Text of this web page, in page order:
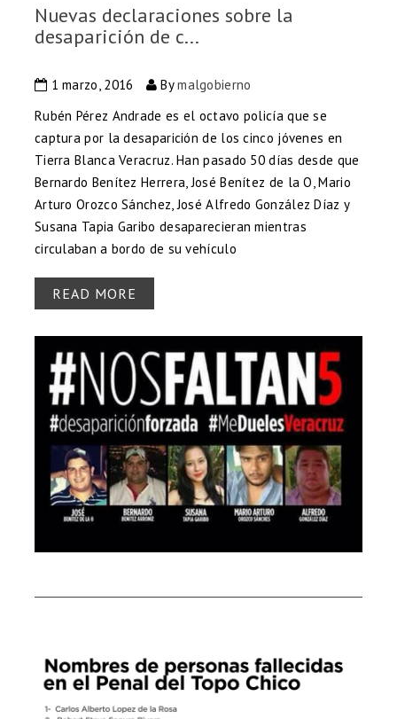
Nuevas declaraciones sobre la
desaparición de c...
1 marzo, 2016 Bymalgobierno
Rubén Pérez Andrade es el octavo policía que se
captura por la desaparición de los cinco jóvenes en
Tierra Blanca Veracruz. Han pasado 50 días desde que
Bernardo Benítez Herrera, José Benítez de la O, Mario
Arturo Orozco Sánchez, José Alfredo González Díaz y
Susana Tapia Garibo desaparecieran mientras
circulaban a bordo de su vehículo
READ MORE